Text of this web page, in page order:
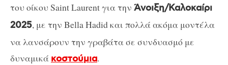
του οίκου SaintLaurentγια την Άνοιξη/Καλοκαίρι
2025, με την Bella Hadidκαι πολλά ακόμα μοντέλα
να λανσάρουν την γραβάτα σε συνδυασμό με
δυναμικά κοστούμια.